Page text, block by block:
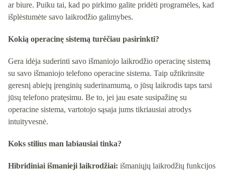
ar biure. Puiku tai, kad po pirkimo galite pridėti programėles, kad
išplėstumėte savo laikrodžio galimybes.
Kokią operacinę sistemą turėčiau pasirinkti?
Gera idėja suderinti savo išmaniojo laikrodžio operacinę sistemą
su savo išmaniojo telefono operacine sistema. Taip užtikrinsite
geresnį abiejų įrenginių suderinamumą, o jūsų laikrodis taps tarsi
jūsų telefono pratęsimu. Be to, jei jau esate susipažinę su
operacine sistema, vartotojo sąsaja jums tikriausiai atrodys
intuityvesnė.
Koks stilius man labiausiai tinka?
Hibridiniai išmanieji laikrodžiai: išmaniųjų laikrodžių funkcijos